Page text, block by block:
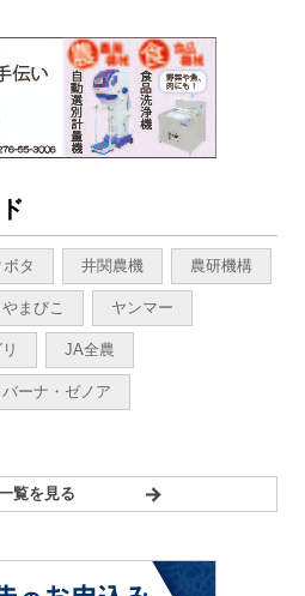
ボタ 井関農機 農研機構
やまびこ ヤンマー
JA全農
ーナ・ゼノア
覧を見る